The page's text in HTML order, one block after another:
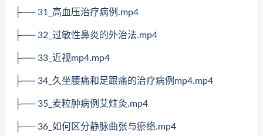
├── 31_高血压治疗病例.mp4
├── 32_过敏性鼻炎的外治法.mp4
├── 33_近视mp4.mp4
├── 34_久坐腰痛和足跟痛的治疗病例mp4.mp4
├── 35_麦粒肿病例艾炷灸.mp4
├── 36_如何区分静脉曲张与瘀络.mp4